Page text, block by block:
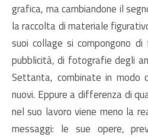
grafica, ma cambiandone il
la raccolta di materiale
suoi collage si compongono
pubblicità, di fotografie degli
Settanta, combinate in modo
nuovi. Eppure a differenza di
nel suo lavoro viene meno la
messaggi: le sue opere,